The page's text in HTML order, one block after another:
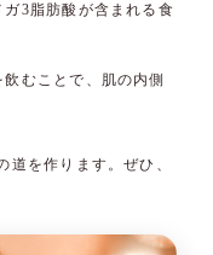
ガ3脂肪酸が含まれる食
むことで、肌の内側
を作ります。ぜひ、